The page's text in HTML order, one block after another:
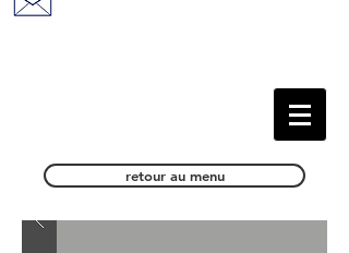
retour au menu